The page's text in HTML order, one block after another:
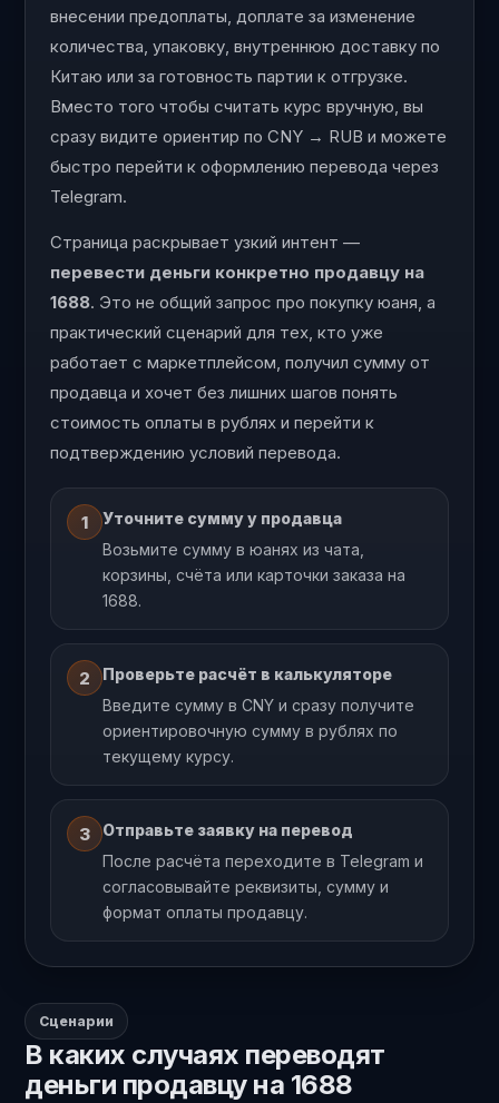
внесении предоплаты, доплате за изменение
количества, упаковку, внутреннюю доставку по
Китаю или за готовность партии к отгрузке.
Вместо того чтобы считать курс вручную, вы
сразу видите ориентир по CNY → RUB и можете
быстро перейти к оформлению перевода через
Telegram.
Страница раскрывает узкий интент —
перевести деньги конкретно продавцу на
1688. Это не общий запрос про покупку юаня, а
практический сценарий для тех, кто уже
работает с маркетплейсом, получил сумму от
продавца и хочет без лишних шагов понять
стоимость оплаты в рублях и перейти к
подтверждению условий перевода.
1
Уточните сумму у продавца
Возьмите сумму в юанях из чата,
корзины, счёта или карточки заказа на
1688.
2
Проверьте расчёт в калькуляторе
Введите сумму в CNY и сразу получите
ориентировочную сумму в рублях по
текущему курсу.
3
Отправьте заявку на перевод
После расчёта переходите в Telegram и
согласовывайте реквизиты, сумму и
формат оплаты продавцу.
Сценарии
В каких случаях переводят
деньги продавцу на 1688